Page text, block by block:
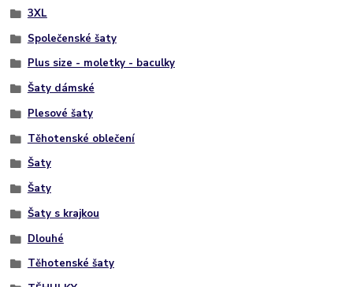
3XL
Společenské šaty
Plus size - moletky - baculky
Šaty dámské
Plesové šaty
Těhotenské oblečení
Šaty
Šaty
Šaty s krajkou
Dlouhé
Těhotenské šaty